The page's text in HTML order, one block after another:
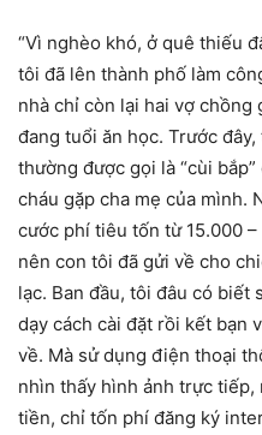
“Vì nghèo khó, ở quê thiếu
tôi đã lên thành phố làm
nhà chỉ còn lại hai vợ chồng
đang tuổi ăn học. Trước
thường được gọi là “cùi
cháu gặp cha mẹ của mình.
cước phí tiêu tốn từ 15.000
nên con tôi đã gửi về cho
lạc. Ban đầu, tôi đâu có biết
dạy cách cài đặt rồi kết bạn
về. Mà sử dụng điện thoại
nhìn thấy hình ảnh trực
tiền, chỉ tốn phí đăng ký